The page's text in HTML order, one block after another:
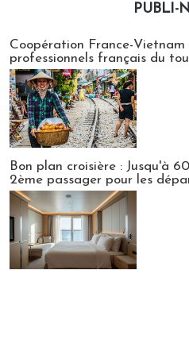
PUBLI-
Coopération France-
professionnels français du
Bon plan croisière : Jusqu'à
2ème passager pour les